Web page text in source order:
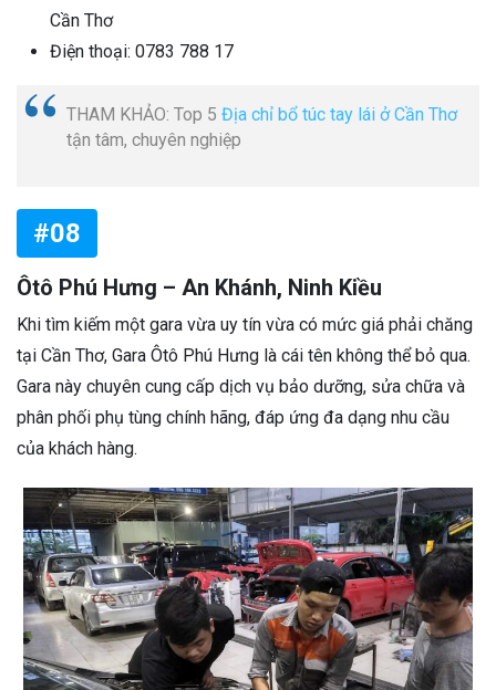
Cần Thơ
Điện thoại: 0783 788 17
THAM KHẢO: Top 5 Địa chỉ bổ túc tay lái ở Cần Thơ
tận tâm, chuyên nghiệp
#08
Ôtô Phú Hưng – An Khánh, Ninh Kiều
Khi tìm kiếm một gara vừa uy tín vừa có mức giá phải chăng
tại Cần Thơ, Gara Ôtô Phú Hưng là cái tên không thể bỏ qua.
Gara này chuyên cung cấp dịch vụ bảo dưỡng, sửa chữa và
phân phối phụ tùng chính hãng, đáp ứng đa dạng nhu cầu
của khách hàng.